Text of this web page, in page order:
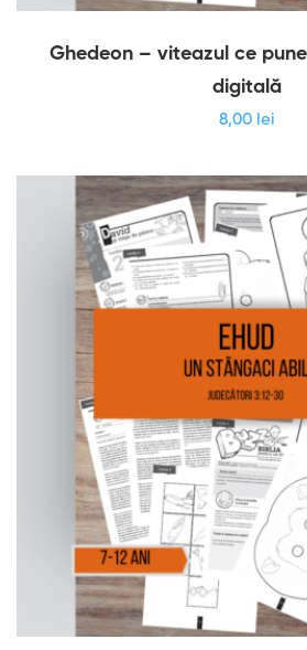
Ghedeon – viteazul ce
digitală
8,00 lei